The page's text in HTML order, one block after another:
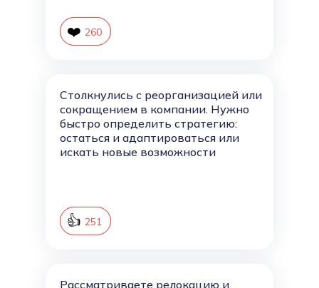
Столкнулись с реорганизацией или
сокращением в компании. Нужно
быстро определить стратегию:
остаться и адаптироваться или
искать новые возможности
Рассматриваете релокацию и
261
❤️ 260
252
👍 251